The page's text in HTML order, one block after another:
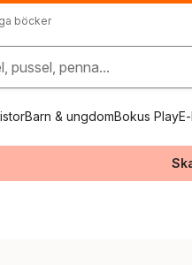
böcker
pussel, penna...
Barn & ungdomBokus Play